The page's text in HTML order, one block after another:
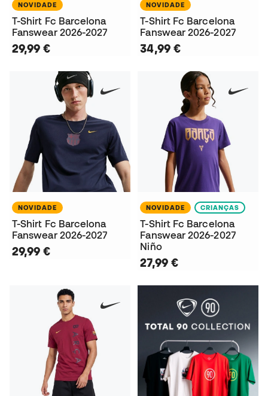
NOVIDADE
T-Shirt Fc Barcelona
Fanswear 2026-2027
29,99 €
NOVIDADE
T-Shirt Fc Barcelona
Fanswear 2026-2027
34,99 €
NOVIDADE
T-Shirt Fc Barcelona
Fanswear 2026-2027
29,99 €
NOVIDADE CRIANÇAS
T-Shirt Fc Barcelona
Fanswear 2026-2027
Niño
27,99 €